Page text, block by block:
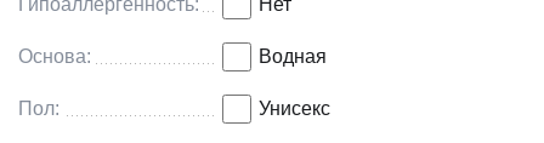
Гипоаллергенность: Нет
Основа: Водная
Пол: Унисекс